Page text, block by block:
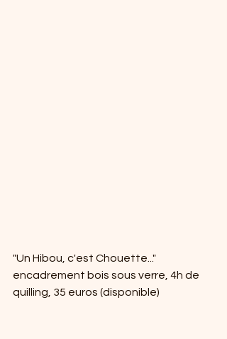
"Un Hibou, c'est Chouette..."
encadrement bois sous verre, 4h de
quilling, 35 euros (disponible)